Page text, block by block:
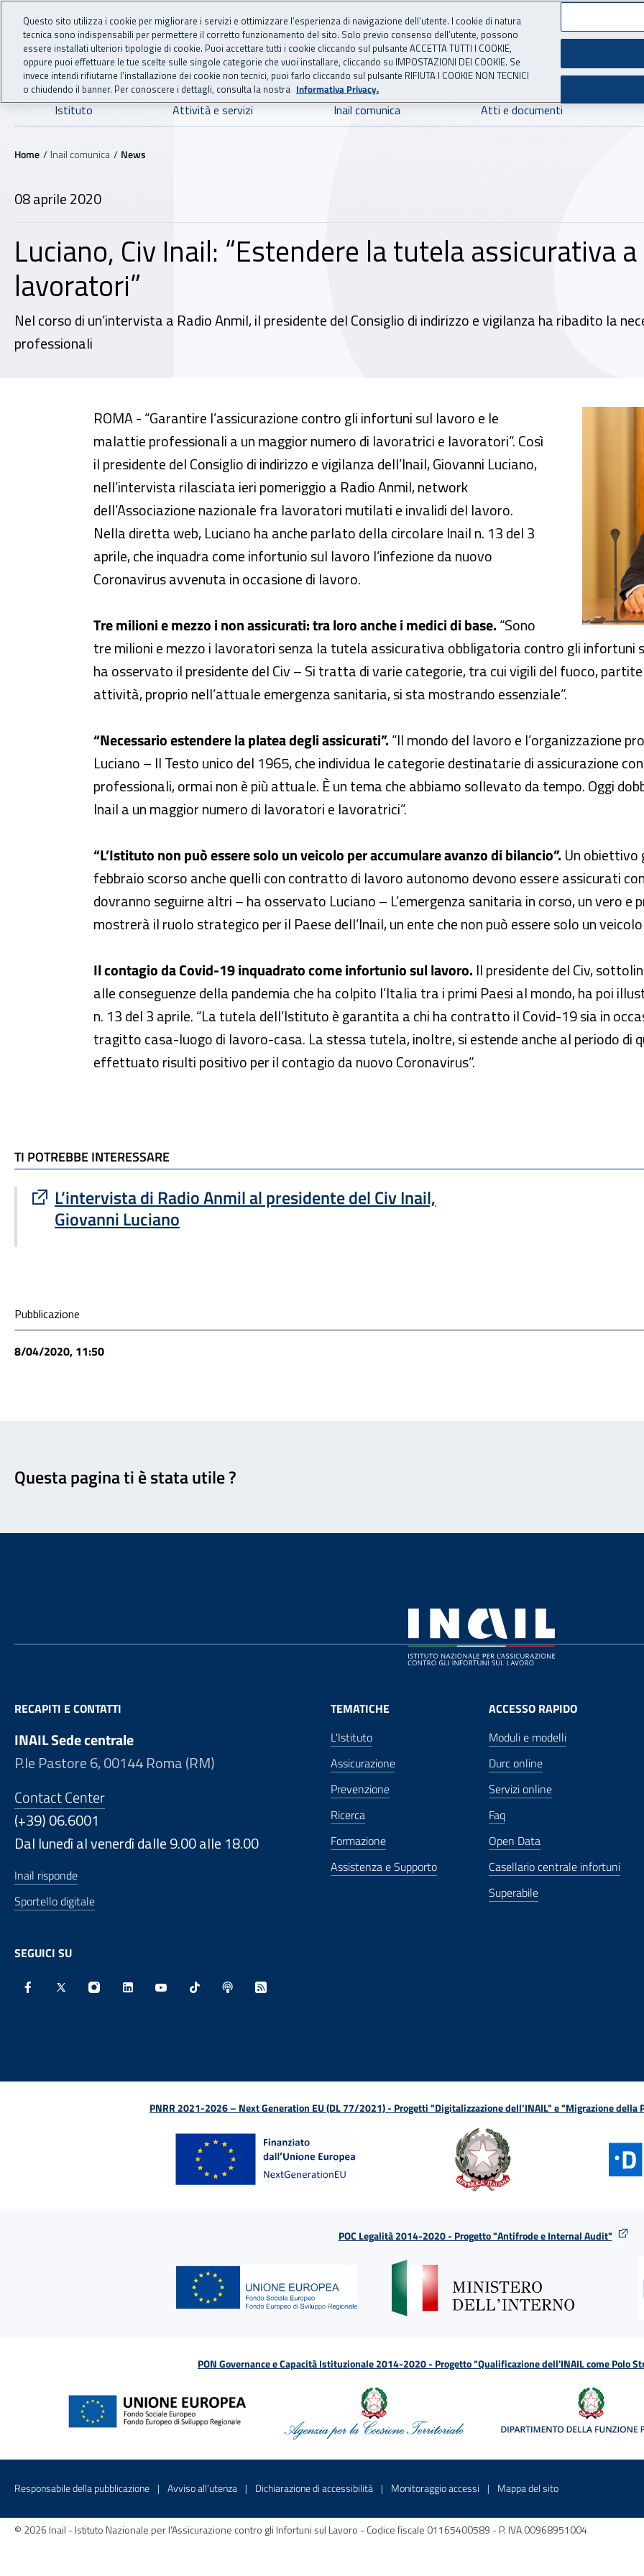
Vai al menu principale
Vai al contenuto principale
INAIL - Istituto Nazionale per l'Assicurazione
Navigazione principale
Istituto Attività e servizi Inail comunica Atti e documenti
Navigazione - Ti trovi in:
Home Inail comunica News
08 aprile 2020
Luciano, Civ Inail: “Estendere la tutela assicurativa
lavoratori”
Nel corso di un’intervista a Radio Anmil, il presidente del Consiglio di indirizzo e vigilanza ha ribadito la
professionali
Luciano, Civ Inail: “Estendere la tutela assicurativa a un maggior numero
ROMA - “Garantire l’assicurazione contro gli infortuni sul lavoro e le
malattie professionali a un maggior numero di lavoratrici e lavoratori”. Così
il presidente del Consiglio di indirizzo e vigilanza dell’Inail, Giovanni Luciano,
nell’intervista rilasciata ieri pomeriggio a Radio Anmil, network
dell’Associazione nazionale fra lavoratori mutilati e invalidi del lavoro.
Nella diretta web, Luciano ha anche parlato della circolare Inail n. 13 del 3
aprile, che inquadra come infortunio sul lavoro l’infezione da nuovo
Coronavirus avvenuta in occasione di lavoro.
Tre milioni e mezzo i non assicurati: tra loro anche i medici di base.“Sono
tre milioni e mezzo i lavoratori senza la tutela assicurativa obbligatoria contro gli
ha osservato il presidente del Civ – Si tratta di varie categorie, tra cui vigili del fuoco, partite
attività, proprio nell’attuale emergenza sanitaria, si sta mostrando essenziale”.
“Necessario estendere la platea degli assicurati”.“Il mondo del lavoro e l’organizzazione
Luciano – Il Testo unico del 1965, che individua le categorie destinatarie di assicurazione
professionali, ormai non è più attuale. È un tema che abbiamo sollevato da tempo. Oggi
Inail a un maggior numero di lavoratori e lavoratrici”.
“L’Istituto non può essere solo un veicolo per accumulare avanzo di bilancio”. Un obiettivo
febbraio scorso anche quelli con contratto di lavoro autonomo devono essere assicurati
dovranno seguirne altri – ha osservato Luciano – L’emergenza sanitaria in corso, un vero e
mostrerà il ruolo strategico per il Paese dell’Inail, un ente che non può essere solo un
Il contagio da Covid-19 inquadrato come infortunio sul lavoro. Il presidente del Civ,
alle conseguenze della pandemia che ha colpito l’Italia tra i primi Paesi al mondo, ha poi
n. 13 del 3 aprile. “La tutela dell’Istituto è garantita a chi ha contratto il Covid-19 sia in
tragitto casa-luogo di lavoro-casa. La stessa tutela, inoltre, si estende anche al periodo di
effettuato risulti positivo per il contagio da nuovo Coronavirus”.
TI POTREBBE INTERESSARE
TI POTREBBE INTERESSARE
L’intervista di Radio Anmil al presidente del Civ Inail,
Giovanni Luciano
Sito esterno : apre una nuova finestra
Condivisione social
Pubblicazione
8/04/2020, 11:50
Questa pagina ti è stata utile ?
RECAPITI E CONTATTI
INAIL Sede centrale
P.le Pastore 6, 00144 Roma (RM)
Contact Center
(+39) 06.6001
Dal lunedì al venerdì dalle 9.00 alle 18.00
Inail risponde
Sportello digitale
SEGUICI SU
TEMATICHE
L'Istituto
Assicurazione
Prevenzione
Ricerca
Formazione
Assistenza e Supporto
ACCESSO RAPIDO
Moduli e modelli
Durc online
Servizi online
Faq
Open Data
Casellario centrale infortuni
Superabile
PNRR 2021-2026 – Next Generation EU (DL 77/2021) - Progetti "Digitalizzazione dell’INAIL" e "Migrazione della
POC Legalità 2014-2020 - Progetto "Antifrode e Internal Audit"
PON Governance e Capacità Istituzionale 2014-2020 - Progetto "Qualificazione dell'INAIL come Polo
Menu di servizio
Responsabile della pubblicazione Sito interno - Apre in una nuova finestra
Avviso all’utenza Sito interno - Apre in una nuova finestra
Dichiarazione di accessibilità Sito interno - Apre in una nuova finestra
Monitoraggio accessi Sito interno - Apre in una nuova
Mappa del sitoSito interno - Apre
© 2026 Inail - Istituto Nazionale per l'Assicurazione contro gli Infortuni sul Lavoro - Codice fiscale 01165400589 - P. IVA 00968951004
Questo sito utilizza i cookie per migliorare i servizi e ottimizzare l’esperienza di navigazione dell’utente. I cookie di natura
tecnica sono indispensabili per permettere il corretto funzionamento del sito. Solo previo consenso dell’utente, possono
essere installati ulteriori tipologie di cookie. Puoi accettare tutti i cookie cliccando sul pulsante ACCETTA TUTTI I COOKIE,
oppure puoi effettuare le tue scelte sulle singole categorie che vuoi installare, cliccando su IMPOSTAZIONI DEI COOKIE. Se
invece intendi rifiutarne l’installazione dei cookie non tecnici, puoi farlo cliccando sul pulsante RIFIUTA I COOKIE NON TECNICI
o chiudendo il banner. Per conoscere i dettagli, consulta la nostra Informativa Privacy.